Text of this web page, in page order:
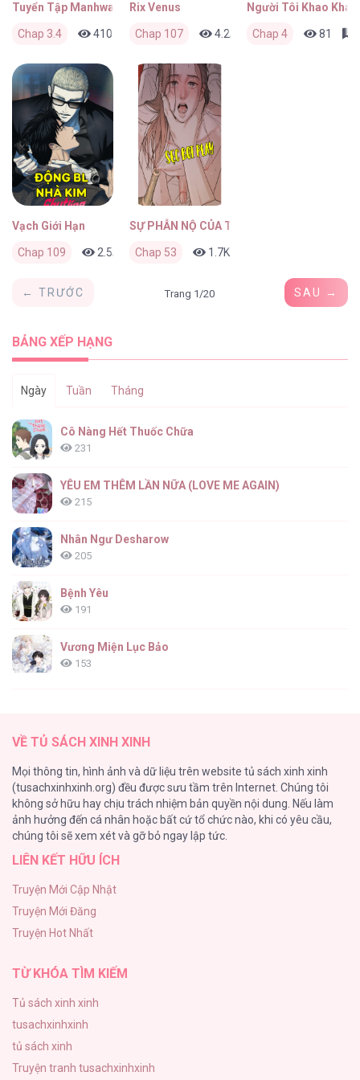
Tuyển Tập Manhwa Ngắn Guideverse
Chap 3.4 410 0 5 ngày trước
Rix Venus
Chap 107 4.2K 0 5 ngày trước
Người Tôi Khao Khát
Chap 4 81
Vạch Giới Hạn
Chap 109 2.5K 0 1 tuần trước
SỰ PHẪN NỘ CỦA THẦN
Chap 53 1.7K
← TRƯỚC Trang 1/20 SAU →
BẢNG XẾP HẠNG
Ngày Tuần Tháng
Cô Nàng Hết Thuốc Chữa
231
YÊU EM THÊM LẦN NỮA (LOVE ME AGAIN)
215
Nhân Ngư Desharow
205
Bệnh Yêu
191
Vương Miện Lục Bảo
153
132
ONESHOT CHỊCH
118
Kiếp Này Ta Sẽ Trở Thành Gia Chủ
Mùa Xuân Hoa Nở
103
VỀ TỦ SÁCH XINH XINH
Mọi thông tin, hình ảnh và dữ liệu trên website tủ sách xinh xinh
(tusachxinhxinh.org) đều được sưu tầm trên Internet. Chúng tôi
không sở hữu hay chịu trách nhiệm bản quyền nội dung. Nếu làm
ảnh hưởng đến cá nhân hoặc bất cứ tổ chức nào, khi có yêu cầu,
chúng tôi sẽ xem xét và gỡ bỏ ngay lập tức.
LIÊN KẾT HỮU ÍCH
Truyện Mới Cập Nhật
Truyện Mới Đăng
Truyện Hot Nhất
TỪ KHÓA TÌM KIẾM
Tủ sách xinh xinh
tusachxinhxinh
tủ sách xinh
Truyện tranh tusachxinhxinh